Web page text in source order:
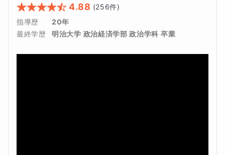
4.88 (256件)
指導歴
20年
最終学歴
明治大学 政治経済学部 政治学科 卒業